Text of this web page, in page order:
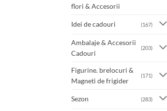
flori & Accesorii
Idei de cadouri (167)
Ambalaje & Accesorii
Cadouri
(203)
Figurine. brelocuri &
Magneti de frigider
(171)
Sezon (283)